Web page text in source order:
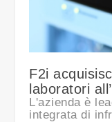
F2i
laboratori
L'azienda è
integrata di